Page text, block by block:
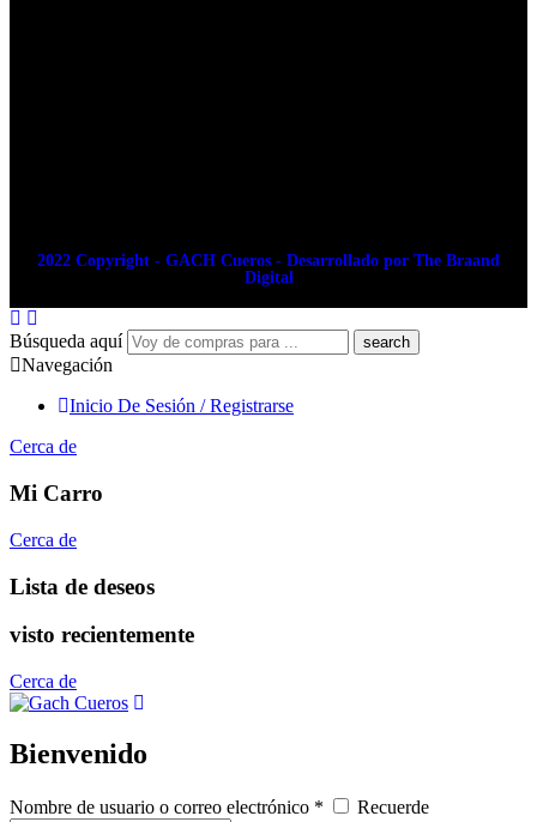
2022 Copyright - GACH Cueros - Desarrollado por The Braand
Digital
Búsqueda aquí
Navegación
Inicio De Sesión / Registrarse
Cerca de
Mi Carro
Cerca de
Lista de deseos
visto recientemente
Cerca de
Bienvenido
Nombre de usuario o correo electrónico * Recuerde